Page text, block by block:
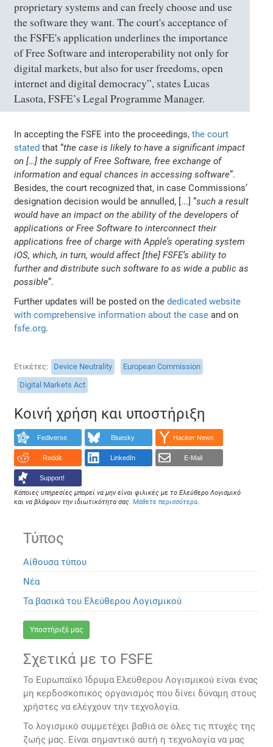
proprietary systems and can freely choose and use
the software they want. The court's acceptance of
the FSFE's application underlines the importance
of Free Software and interoperability not only for
digital markets, but also for user freedoms, open
internet and digital democracy”, states Lucas
Lasota, FSFE’s Legal Programme Manager.
In accepting the FSFE into the proceedings,the court
stated that “the case is likely to have a significant impact
on […] the supply of Free Software, free exchange of
information and equal chances in accessing software”.
Besides, the court recognized that, in case Commissions’
designation decision would be annulled, [...] “such a result
would have an impact on the ability of the developers of
applications or Free Software to interconnect their
applications free of charge with Apple’s operating system
iOS, which, in turn, would affect [the] FSFE’s ability to
further and distribute such software to as wide a public as
possible”.
Further updates will be posted on thededicated website
with comprehensive information about the case and on
fsfe.org.
Ετικέτες Device Neutrality
European Commission
Digital Markets Act
Κοινή χρήση και υποστήριξη
Fediverse Bluesky Hacker News
Reddit LinkedIn E-Mail
Support!
Κάποιες υπηρεσίες μπορεί να μην είναι φιλικές με το Ελεύθερο Λογισμικό
και να βλάψουν την ιδιωτικότητα σας.Μάθετε περισσότερα.
Τύπος
Αίθουσα τύπου
Νέα
Τα βασικά του Ελεύθερου Λογισμικού
Υποστήριξέ μας
Σχετικά με το FSFE
Το Ευρωπαϊκό Ίδρυμα Ελεύθερου Λογισμικού είναι ένας
μη κερδοσκοπικός οργανισμός που δίνει δύναμη στους
χρήστες να ελέγχουν την τεχνολογία.
Το λογισμικό συμμετέχει βαθιά σε όλες τις πτυχές της
ζωής μας. Είναι σημαντικό αυτή η τεχνολογία να μας